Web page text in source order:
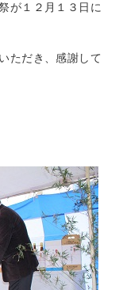
が１２月１３日に
ただき、感謝して